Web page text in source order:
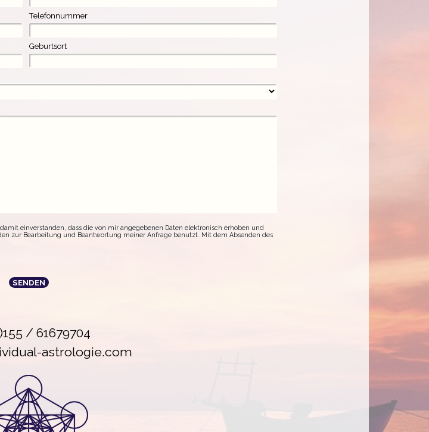
Telefonnummer
Geburtsort
einverstanden, dass die von mir angegebenen Daten elektronisch erhoben und
zur Bearbeitung und Beantwortung meiner Anfrage benutzt. Mit dem Absenden des
/ 61679704
astrologie.com